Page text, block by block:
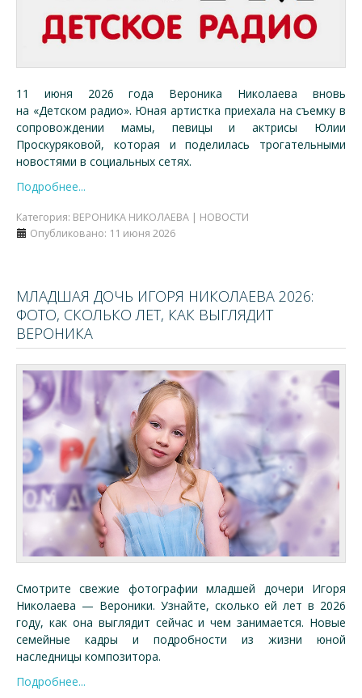
11 июня 2026 года Вероника Николаева вновь
на «Детском радио». Юная артистка приехала на съемку в
сопровождении мамы, певицы и актрисы Юлии
Проскуряковой, которая и поделилась трогательными
новостями в социальных сетях.
Подробнее...
Категория: ВЕРОНИКА НИКОЛАЕВА | НОВОСТИ
Опубликовано: 11 июня 2026
МЛАДШАЯ ДОЧЬ ИГОРЯ НИКОЛАЕВА 2026:
ФОТО, СКОЛЬКО ЛЕТ, КАК ВЫГЛЯДИТ
ВЕРОНИКА
Смотрите свежие фотографии младшей дочери Игоря
Николаева — Вероники. Узнайте, сколько ей лет в 2026
году, как она выглядит сейчас и чем занимается. Новые
семейные кадры и подробности из жизни юной
наследницы композитора.
Подробнее...